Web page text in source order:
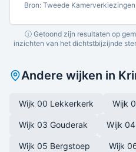
Bron: Tweede
ⓘ Getoond zijn resultaten op
inzichten van het dichtstbijzijnde
Andere wijken in
Wijk 00 Lekkerkerk Wijk
Wijk 03 Gouderak Wijk
Wijk 05 Bergstoep Wijk